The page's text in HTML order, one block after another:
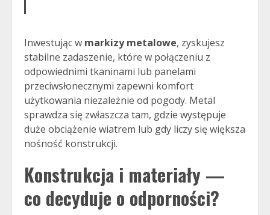
Inwestując w markizy metalowe, zyskujesz
stabilne zadaszenie, które w połączeniu z
odpowiednimi tkaninami lub panelami
przeciwsłonecznymi zapewni komfort
użytkowania niezależnie od pogody. Metal
sprawdza się zwłaszcza tam, gdzie występuje
duże obciążenie wiatrem lub gdy liczy się większa
nośność konstrukcji.
Konstrukcja i materiały —
co decyduje o odporności?